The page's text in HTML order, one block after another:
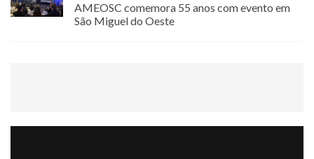
AMEOSC comemora 55 anos com evento em
São Miguel do Oeste